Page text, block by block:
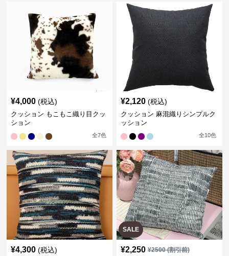
¥4,000 (税込)
クッション もこもこ織り目クッ
ション
全7色
¥2,120 (税込)
クッション 麻混織りシンプルク
ッション
全10色
¥4,300 (税込)
SALE
¥2,250 ¥2500(割引前)